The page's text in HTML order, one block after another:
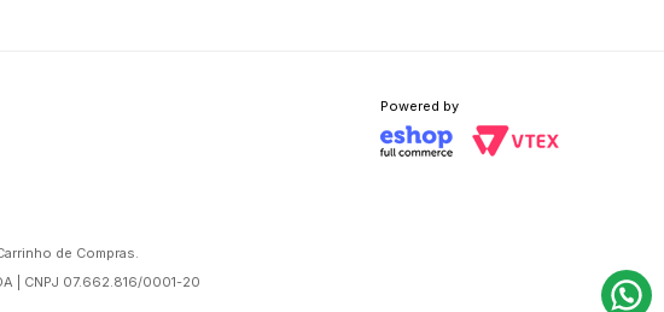
Powered by
de Compras.
| CNPJ 07.662.816/0001-20